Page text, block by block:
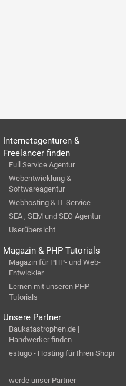
Internetagenturen &
Freelancer finden
Full Service Agentur
Webentwicklung &
Softwareagentur
Webhosting & IT-Service
SEA , SEM und SEO Agentur
Userübersicht
Magazin & PHP Tutorials
Magazin für PHP- und Web-
Entwickler
Lernen mit unseren PHP-
Tutorials
Unsere Partner
Baukatastrophen.de |
Handwerker finden
estugo - Hosting für Ihren Shopr
werde unser Partner